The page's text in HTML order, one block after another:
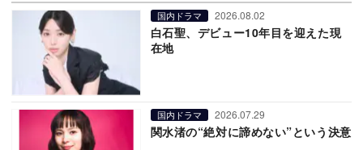
国内ドラマ 2026.08.02
白石聖、デビュー10年目を迎えた現
在地
国内ドラマ 2026.07.29
関水渚の“絶対に諦めない”という決意